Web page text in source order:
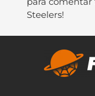
Steelers!